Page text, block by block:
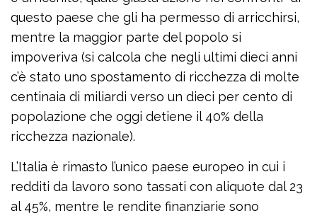
questo paese che gli ha permesso di arricchirsi,
mentre la maggior parte del popolo si
impoveriva (si calcola che negli ultimi dieci anni
c’è stato uno spostamento di ricchezza di molte
centinaia di miliardi verso un dieci per cento di
popolazione che oggi detiene il 40% della
ricchezza nazionale).
L’Italia è rimasto l’unico paese europeo in cui i
redditi da lavoro sono tassati con aliquote dal 23
al 45%, mentre le rendite finanziarie sono